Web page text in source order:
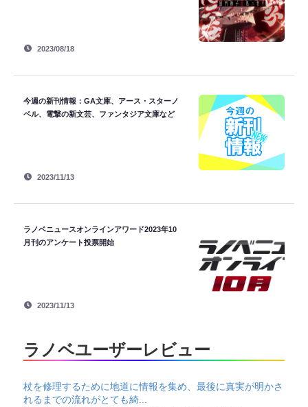
2023/08/18
今週の新刊情報：GA文庫、アース・スターノ
ベル、電撃の新文芸、ファンタジア文庫など
2023/11/13
ラノベニュースオンラインアワード2023年10
月刊のアンケート投票開始
2023/11/13
ラノベユーザーレビュー
杖を修理するために地道に情報を集め、最後に真実が明かさ
れるまでの流れがとても綺...